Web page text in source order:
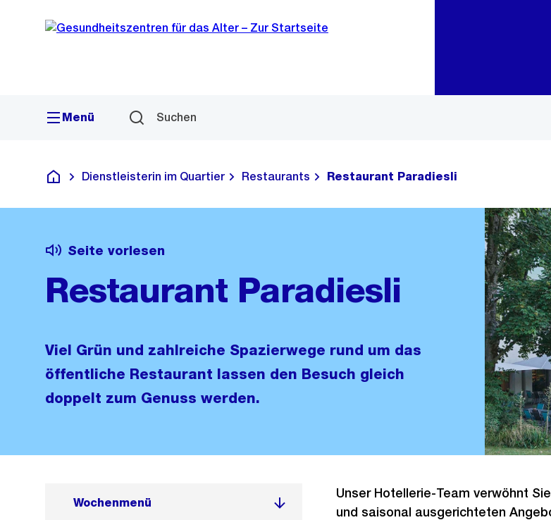
Navigation
Sprunglink
Menü Suchen
Gesundheitszentren für das Alter
Dienstleisterin im Quartier Restaurants Restaurant Paradiesli
Seite vorlesen
Restaurant Paradiesli
Viel Grün und zahlreiche Spazierwege rund um das
öffentliche Restaurant lassen den Besuch gleich
doppelt zum Genuss werden.
Wochenmenü
Unser Hotellerie-Team verwöhnt
und saisonal ausgerichteten